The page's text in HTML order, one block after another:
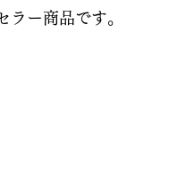
ラー商品です。